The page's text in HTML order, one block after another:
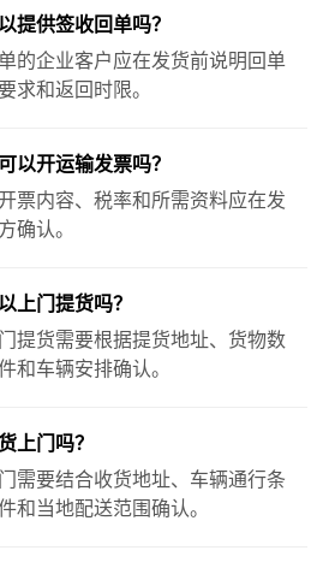
提供签收回单吗？
的企业客户应在发货前说明回单
求和返回时限。
以开运输发票吗？
票内容、税率和所需资料应在发
确认。
上门提货吗？
提货需要根据提货地址、货物数
和车辆安排确认。
上门吗？
需要结合收货地址、车辆通行条
和当地配送范围确认。